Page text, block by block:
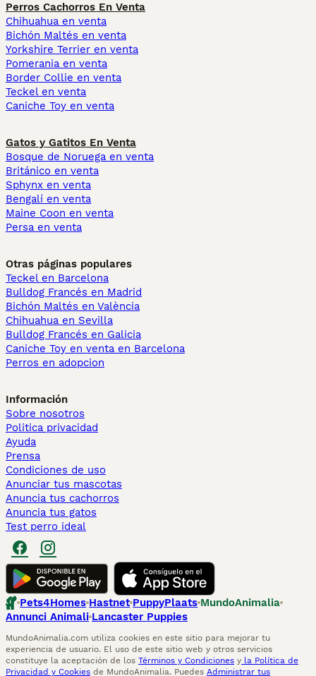
Perros Cachorros En Venta
Chihuahua en venta
Bichón Maltés en venta
Yorkshire Terrier en venta
Pomerania en venta
Border Collie en venta
Teckel en venta
Caniche Toy en venta
Gatos y Gatitos En Venta
Bosque de Noruega en venta
Británico en venta
Sphynx en venta
Bengalí en venta
Maine Coon en venta
Persa en venta
Otras páginas populares
Teckel en Barcelona
Bulldog Francés en Madrid
Bichón Maltés en València
Chihuahua en Sevilla
Bulldog Francés en Galicia
Caniche Toy en venta en Barcelona
Perros en adopcion
Información
Sobre nosotros
Politica privacidad
Ayuda
Prensa
Condiciones de uso
Anunciar tus mascotas
Anuncia tus cachorros
Anuncia tus gatos
Test perro ideal
Pets4Homes Hastnet PuppyPlaats MundoAnimalia
Annunci Animali Lancaster Puppies
MundoAnimalia.com utiliza cookies en este sitio para mejorar tu
experiencia de usuario. El uso de este sitio web y otros servicios
constituye la aceptación de los Términos y Condiciones y la Política de
Privacidad y Cookies de MundoAnimalia. Puedes Administrar tus